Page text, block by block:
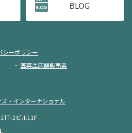
BLOG
シーポリシー
医薬品店舗販売業
・インターナショナル
2ビル11F